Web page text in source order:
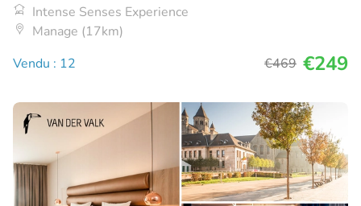
Intense Senses Experience
Manage (17km)
Vendu : 12
€469 €249